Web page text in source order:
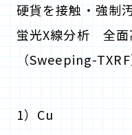
硬貨を接触・強制
蛍光X線分析 全面
（Sweeping-
1）Cu